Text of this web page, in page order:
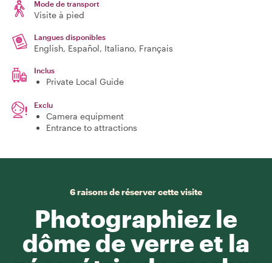
Mode de transport
Visite à pied
Langues disponibles
English, Español, Italiano, Français
Inclus
Private Local Guide
Exclu
Camera equipment
Entrance to attractions
6 raisons de réserver cette visite
Photographiez le
dôme de verre et la